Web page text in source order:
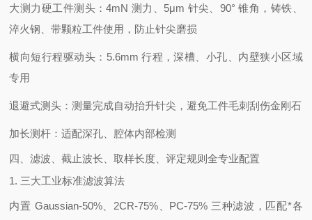
大测力硬工件测头：4mN 测力、5μm 针尖、90° 锥角，铸铁、
淬火钢、带颗粒工件使用，防止针尖磨损
横向短行程驱动头：5.6mm 行程，深槽、小孔、内壁狭小区域
专用
退避式测头：测量完成自动抬升针尖，避免工件毛刺刮伤金刚石
加长测杆：适配深孔、腔体内部检测
四、滤波、截止波长、取样长度、评定规则全专业配置
1. 三大工业标准滤波算法
内置 Gaussian-50%、2CR-75%、PC-75% 三种滤波，匹配*各